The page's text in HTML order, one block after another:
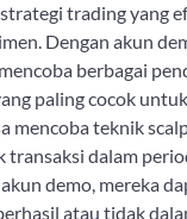
trading yang
Dengan akun
berbagai
paling cocok
mencoba teknik
transaksi dalam
demo, mereka
atau tidak